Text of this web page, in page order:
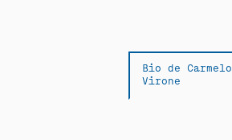
Bio de Carmelo
Virone